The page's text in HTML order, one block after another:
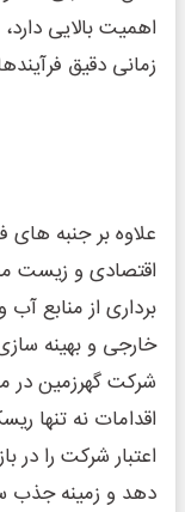
اهمیت بالایی
‌زمانی دقیق
علاوه بر جنبه‌
اقتصادی و زیست
برداری از منابع
خارجی و بهینه
شرکت گهرزمین در
اقدامات نه تنها
اعتبار شرکت را در
‌دهد و زمینه جذب